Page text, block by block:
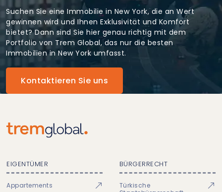
Suchen Sie eine Immobilie in New York, die an Wert
gewinnen wird und Ihnen Exklusivität und Komfort
bietet? Dann sind Sie hier genau richtig mit dem
Portfolio von Trem Global, das nur die besten
Immobilien in New York umfasst.
Kontaktieren Sie uns
EIGENTÜMER
Appartements
BÜRGERRECHT
Türkische